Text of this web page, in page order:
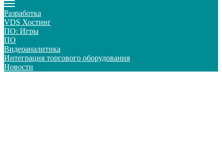
Разработка
VDS Хостинг
ПО: Игры
ПО
Видеоаналитика
Интеграция торгового оборудования
Новости